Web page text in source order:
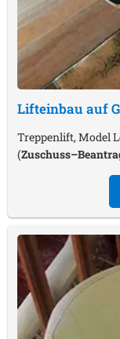
Lifteinbau auf
Treppenlift, Model
(